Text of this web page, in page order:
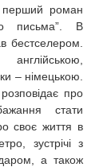
перший роман
письма”. В
бестселером.
– німецькою.
про
стати
своє життя в
зустрічі з
а також